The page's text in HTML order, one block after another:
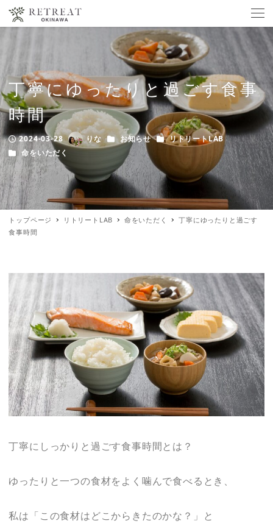
丁寧にゆったりと過ごす食事
時間
Published
2024-03-28
Author
りな カテゴリー
お知らせ カテゴリー
リトリートLAB
カテゴリー
命をいただく
トップページ リトリートLAB 命をいただく
丁寧にゆったりと過ごす
食事時間
丁寧にしっかりと過ごす食事時間とは？
ゆったりと一つの食材をよく噛んで食べるとき、
私は「この食材はどこからきたのかな？」と